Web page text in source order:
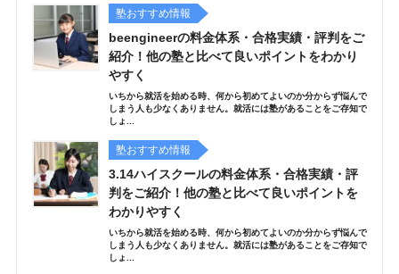
塾おすすめ情報
beengineerの料金体系・合格実績・評判をご
紹介！他の塾と比べて良いポイントをわかり
やすく
いちから就活を始める時、何から初めてよいのか分からず悩んで
しまう人も少なくありません。就活には塾があることをご存知で
しょ...
塾おすすめ情報
3.14ハイスクールの料金体系・合格実績・評
判をご紹介！他の塾と比べて良いポイントを
わかりやすく
いちから就活を始める時、何から初めてよいのか分からず悩んで
しまう人も少なくありません。就活には塾があることをご存知で
しょ...